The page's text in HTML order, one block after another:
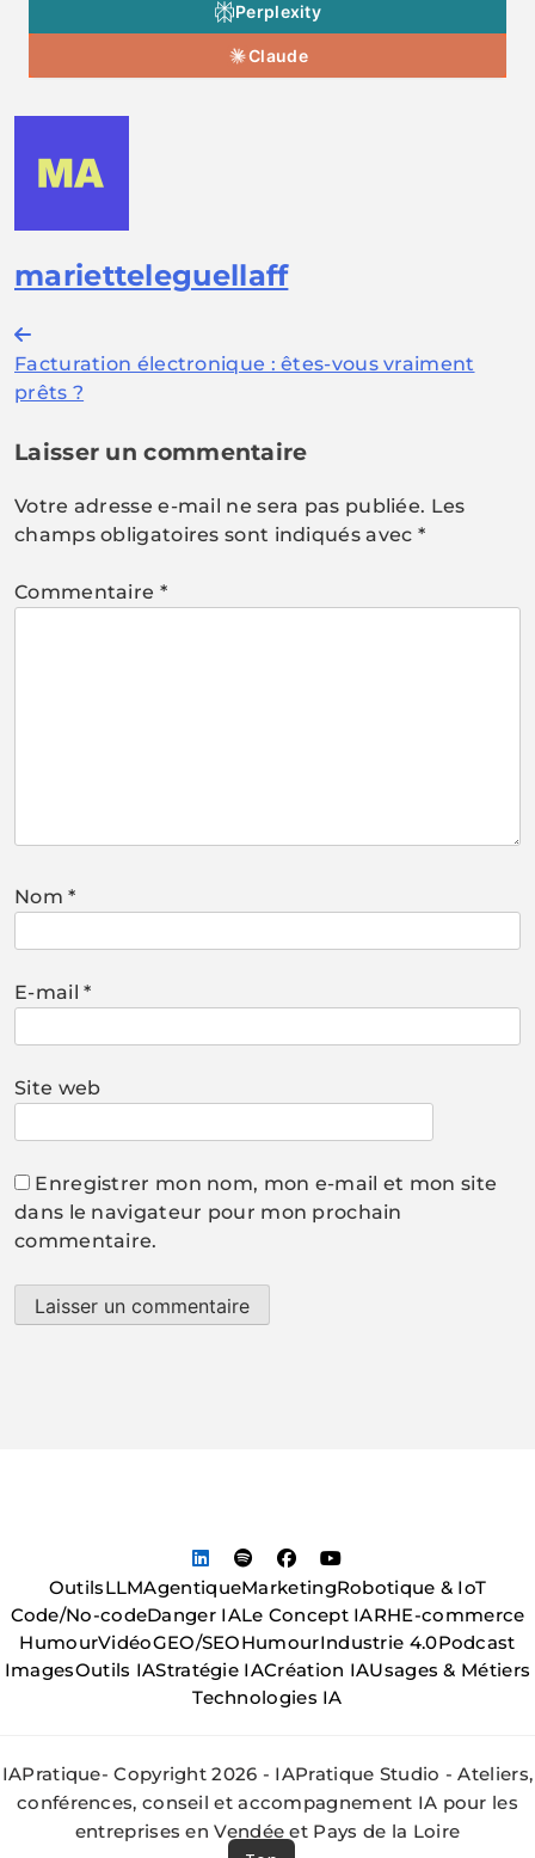
Perplexity
Claude
marietteleguellaff
Navigation
de
Facturation électronique : êtes-vous vraiment
prêts ?
Laisser un commentaire
Votre adresse e-mail ne sera pas publiée. Les
champs obligatoires sont indiqués avec *
Commentaire *
Nom*
E-mail*
Site web
Enregistrer mon nom, mon e-mail et mon site
dans le navigateur pour mon prochain
commentaire.
OutilsLLMAgentiqueMarketingRobotique & IoT
Code/No-codeDanger IALe Concept IARHE-commerce
HumourVidéoGEO/SEOHumourIndustrie 4.0Podcast
ImagesOutils IAStratégie IACréation IAUsages & Métiers
Technologies IA
IAPratique- Copyright 2026 - IAPratique Studio - Ateliers,
conférences, conseil et accompagnement IA pour les
entreprises en Vendée et Pays de la Loire